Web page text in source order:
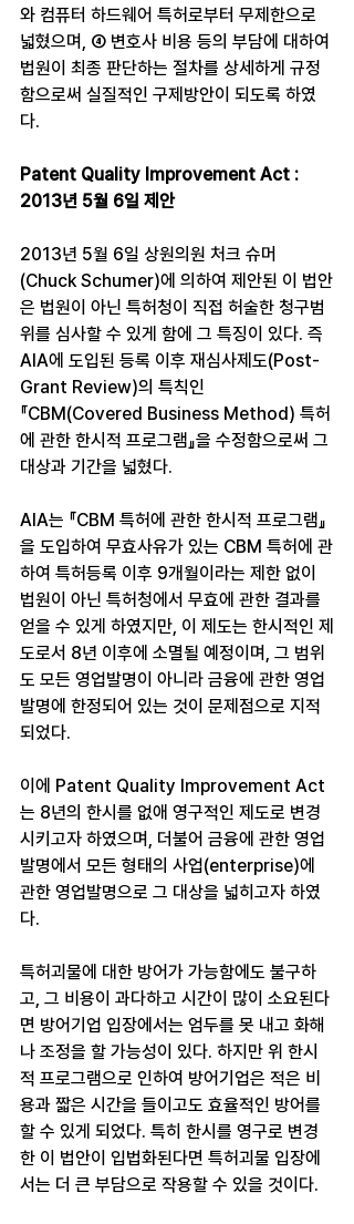
와 컴퓨터 하드웨어 특허로부터 무제한으로
넓혔으며, ④ 변호사 비용 등의 부담에 대하여
법원이 최종 판단하는 절차를 상세하게 규정
함으로써 실질적인 구제방안이 되도록 하였
다.
Patent Quality Improvement Act :
2013년 5월 6일 제안
2013년 5월 6일 상원의원 처크 슈머
(Chuck Schumer)에 의하여 제안된 이 법안
은 법원이 아닌 특허청이 직접 허술한 청구범
위를 심사할 수 있게 함에 그 특징이 있다. 즉
AIA에 도입된 등록 이후 재심사제도(Post-
Grant Review)의 특칙인
『CBM(Covered Business Method) 특허
에 관한 한시적 프로그램』을 수정함으로써 그
대상과 기간을 넓혔다.
AIA는 『CBM 특허에 관한 한시적 프로그램』
을 도입하여 무효사유가 있는 CBM 특허에 관
하여 특허등록 이후 9개월이라는 제한 없이
법원이 아닌 특허청에서 무효에 관한 결과를
얻을 수 있게 하였지만, 이 제도는 한시적인 제
도로서 8년 이후에 소멸될 예정이며, 그 범위
도 모든 영업발명이 아니라 금융에 관한 영업
발명에 한정되어 있는 것이 문제점으로 지적
되었다.
이에 Patent Quality Improvement Act
는 8년의 한시를 없애 영구적인 제도로 변경
시키고자 하였으며, 더불어 금융에 관한 영업
발명에서 모든 형태의 사업(enterprise)에
관한 영업발명으로 그 대상을 넓히고자 하였
다.
특허괴물에 대한 방어가 가능함에도 불구하
고, 그 비용이 과다하고 시간이 많이 소요된다
면 방어기업 입장에서는 엄두를 못 내고 화해
나 조정을 할 가능성이 있다. 하지만 위 한시
적 프로그램으로 인하여 방어기업은 적은 비
용과 짧은 시간을 들이고도 효율적인 방어를
할 수 있게 되었다. 특히 한시를 영구로 변경
한 이 법안이 입법화된다면 특허괴물 입장에
서는 더 큰 부담으로 작용할 수 있을 것이다.